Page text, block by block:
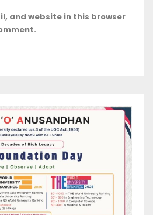
and website in this browser